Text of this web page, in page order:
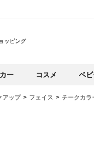
ッピング
ー コスメ ベ
アップ フェイス チークカラ